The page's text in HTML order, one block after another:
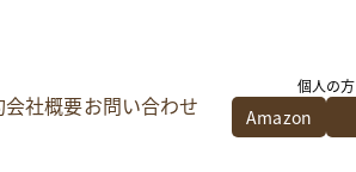
会社概要お問い合わせ
個人の方
Amazon